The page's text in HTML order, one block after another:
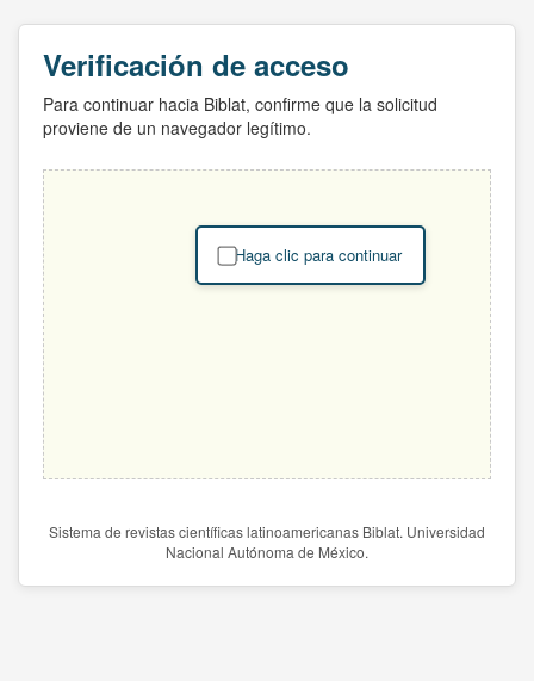
Verificación de acceso
Para continuar hacia Biblat, confirme que la solicitud
proviene de un navegador legítimo.
Haga clic para continuar
Sistema de revistas científicas latinoamericanas Biblat. Universidad
Nacional Autónoma de México.